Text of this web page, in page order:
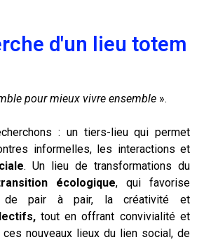
d'un lieu totem
pour mieux vivre ensemble».
: un tiers-lieu qui permet
informelles, les interactions et
. Un lieu de transformations du
écologique, qui favorise
de pair à pair, la créativité et
tout en offrant convivialité et
ces nouveaux lieux du lien social, de